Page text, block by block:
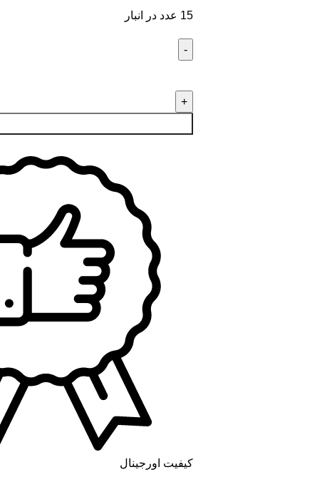
15 عدد در انبار
کیفیت اورجینال